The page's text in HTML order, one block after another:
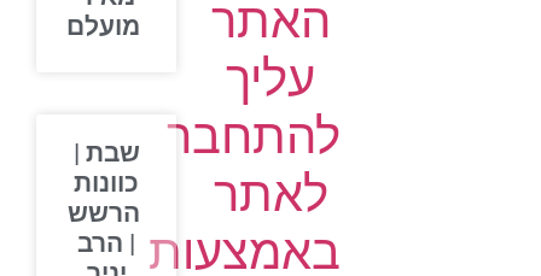
האתר
עליך
להתחבר
לאתר
באמצעות
מועלם
שבת |
כוונות
הרשש
| הרב